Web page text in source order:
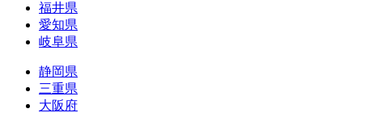
福井県
愛知県
岐阜県
静岡県
三重県
大阪府